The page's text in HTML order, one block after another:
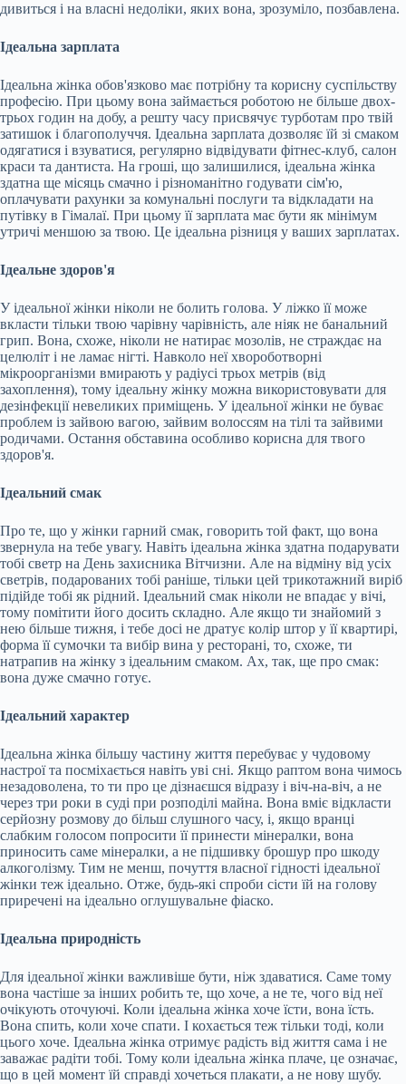
дивиться і на власні недоліки, яких вона, зрозуміло, позбавлена.
Ідеальна зарплата
Ідеальна жінка обов'язково має потрібну та корисну суспільству
професію. При цьому вона займається роботою не більше двох-
трьох годин на добу, а решту часу присвячує турботам про твій
затишок і благополуччя. Ідеальна зарплата дозволяє їй зі смаком
одягатися і взуватися, регулярно відвідувати фітнес-клуб, салон
краси та дантиста. На гроші, що залишилися, ідеальна жінка
здатна ще місяць смачно і різноманітно годувати сім'ю,
оплачувати рахунки за комунальні послуги та відкладати на
путівку в Гімалаї. При цьому її зарплата має бути як мінімум
утричі меншою за твою. Це ідеальна різниця у ваших зарплатах.
Ідеальне здоров'я
У ідеальної жінки ніколи не болить голова. У ліжко її може
вкласти тільки твою чарівну чарівність, але ніяк не банальний
грип. Вона, схоже, ніколи не натирає мозолів, не страждає на
целюліт і не ламає нігті. Навколо неї хвороботворні
мікроорганізми вмирають у радіусі трьох метрів (від
захоплення), тому ідеальну жінку можна використовувати для
дезінфекції невеликих приміщень. У ідеальної жінки не буває
проблем із зайвою вагою, зайвим волоссям на тілі та зайвими
родичами. Остання обставина особливо корисна для твого
здоров'я.
Ідеальний смак
Про те, що у жінки гарний смак, говорить той факт, що вона
звернула на тебе увагу. Навіть ідеальна жінка здатна подарувати
тобі светр на День захисника Вітчизни. Але на відміну від усіх
светрів, подарованих тобі раніше, тільки цей трикотажний виріб
підійде тобі як рідний. Ідеальний смак ніколи не впадає у вічі,
тому помітити його досить складно. Але якщо ти знайомий з
нею більше тижня, і тебе досі не дратує колір штор у її квартирі,
форма її сумочки та вибір вина у ресторані, то, схоже, ти
натрапив на жінку з ідеальним смаком. Ах, так, ще про смак:
вона дуже смачно готує.
Ідеальний характер
Ідеальна жінка більшу частину життя перебуває у чудовому
настрої та посміхається навіть уві сні. Якщо раптом вона чимось
незадоволена, то ти про це дізнаєшся відразу і віч-на-віч, а не
через три роки в суді при розподілі майна. Вона вміє відкласти
серйозну розмову до більш слушного часу, і, якщо вранці
слабким голосом попросити її принести мінералки, вона
приносить саме мінералки, а не підшивку брошур про шкоду
алкоголізму. Тим не менш, почуття власної гідності ідеальної
жінки теж ідеально. Отже, будь-які спроби сісти їй на голову
приречені на ідеально оглушувальне фіаско.
Ідеальна природність
Для ідеальної жінки важливіше бути, ніж здаватися. Саме тому
вона частіше за інших робить те, що хоче, а не те, чого від неї
очікують оточуючі. Коли ідеальна жінка хоче їсти, вона їсть.
Вона спить, коли хоче спати. І кохається теж тільки тоді, коли
цього хоче. Ідеальна жінка отримує радість від життя сама і не
заважає радіти тобі. Тому коли ідеальна жінка плаче, це означає,
що в цей момент їй справді хочеться плакати, а не нову шубу.